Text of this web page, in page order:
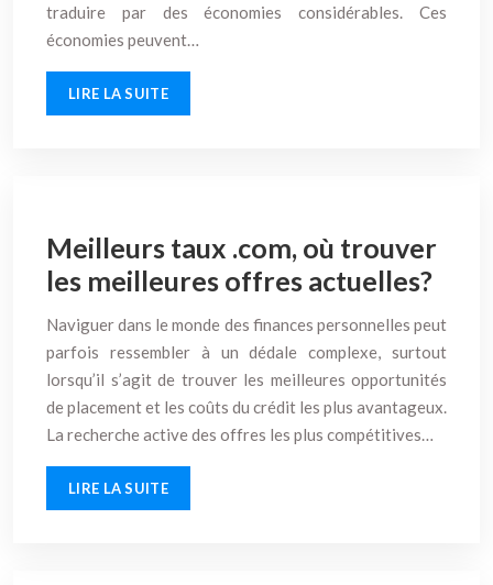
traduire par des économies considérables. Ces
économies peuvent…
LIRE LA SUITE
Meilleurs taux .com, où trouver
les meilleures offres actuelles?
Naviguer dans le monde des finances personnelles peut
parfois ressembler à un dédale complexe, surtout
lorsqu’il s’agit de trouver les meilleures opportunités
de placement et les coûts du crédit les plus avantageux.
La recherche active des offres les plus compétitives…
LIRE LA SUITE